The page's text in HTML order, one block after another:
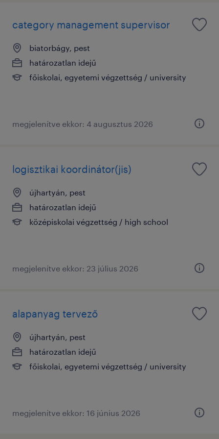
category management supervisor
biatorbágy, pest
határozatlan idejű
főiskolai, egyetemi végzettség / university
megjelenítve ekkor: 4 augusztus 2026
logisztikai koordinátor(jis)
újhartyán, pest
határozatlan idejű
középiskolai végzettség / high school
megjelenítve ekkor: 23 július 2026
alapanyag tervező
újhartyán, pest
határozatlan idejű
főiskolai, egyetemi végzettség / university
megjelenítve ekkor: 16 június 2026